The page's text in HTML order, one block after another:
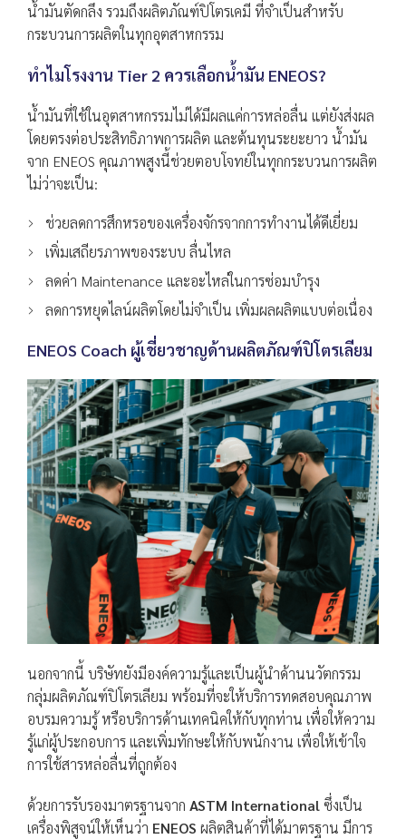
น้ำมันตัดกลึง รวมถึงผลิตภัณฑ์ปิโตรเคมี ที่จำเป็นสำหรับ
กระบวนการผลิตในทุกอุตสาหกรรม
ทำไมโรงงาน Tier 2 ควรเลือกน้ำมัน ENEOS?
น้ำมันที่ใช้ในอุตสาหกรรมไม่ได้มีผลแค่การหล่อลื่น แต่ยังส่งผล
โดยตรงต่อประสิทธิภาพการผลิต และต้นทุนระยะยาว น้ำมัน
จาก ENEOS คุณภาพสูงนี้ช่วยตอบโจทย์ในทุกกระบวนการผลิต
ไม่ว่าจะเป็น:
ช่วยลดการสึกหรอของเครื่องจักรจากการทำงานได้ดีเยี่ยม
เพิ่มเสถียรภาพของระบบ ลื่นไหล
ลดค่า Maintenance และอะไหล่ในการซ่อมบำรุง
ลดการหยุดไลน์ผลิตโดยไม่จำเป็น เพิ่มผลผลิตแบบต่อเนื่อง
ENEOS Coach ผู้เชี่ยวชาญด้านผลิตภัณฑ์ปิโตรเลียม
นอกจากนี้ บริษัทยังมีองค์ความรู้และเป็นผู้นำด้านนวัตกรรม
กลุ่มผลิตภัณฑ์ปิโตรเลียม พร้อมที่จะให้บริการทดสอบคุณภาพ
อบรมความรู้ หรือบริการด้านเทคนิคให้กับทุกท่าน เพื่อให้ความ
รู้แก่ผู้ประกอบการ และเพิ่มทักษะให้กับพนักงาน เพื่อให้เข้าใจ
การใช้สารหล่อลื่นที่ถูกต้อง
ด้วยการรับรองมาตรฐานจาก ASTM International ซึ่งเป็น
เครื่องพิสูจน์ให้เห็นว่า ENEOS ผลิตสินค้าที่ได้มาตรฐาน มีการ